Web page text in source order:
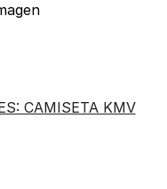
CAMISETA KMV